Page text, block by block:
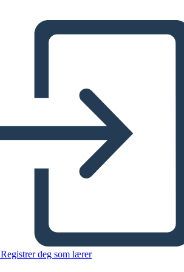
Registrer deg som lærer